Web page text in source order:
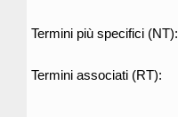
Termini più specifici (NT):
Termini associati (RT):